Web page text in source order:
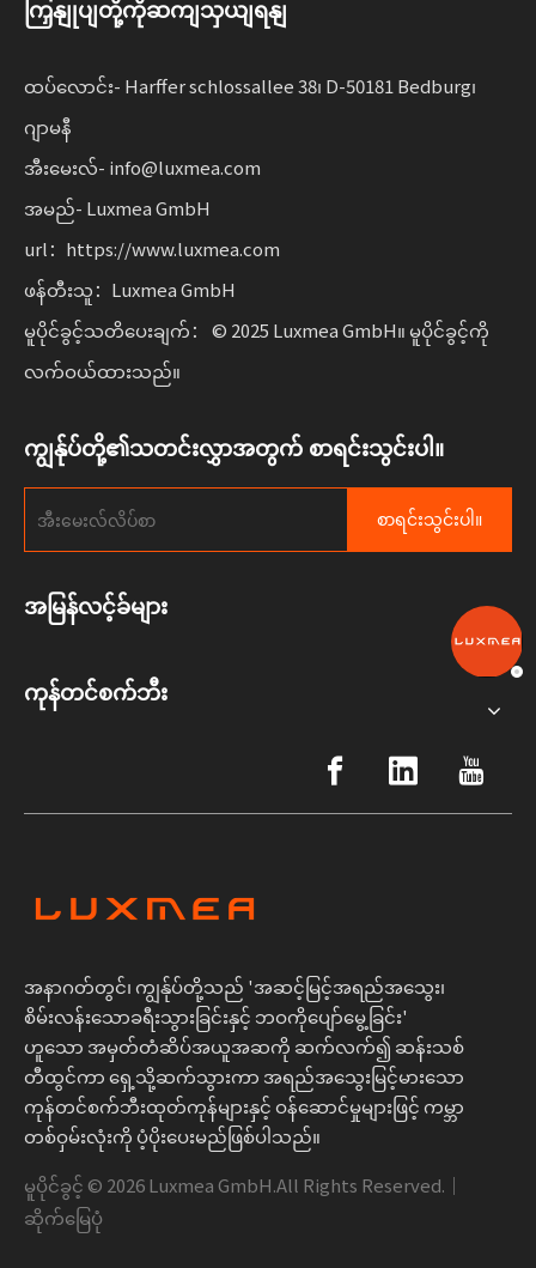
များအတွက် အံဝင်ခွင်ကျဖြစ်ပြီး၊
နည်းများသည် လုပ်ဆောင်နိုင်စွမ်းကို ပေါင်းစပ်ထားသည်။
စီးပွားရေးလုပ်ငန်းများအတွက် လိုက်လျောညီထွေရှိမှုနှင့်အတူ
စဉ်ဆက်မပြတ်ရွေ့လျားနိုင်မှုကို ချဲ့ထွင်ပါ။
ကြှနျုပျတို့ကိုဆကျသှယျရနျ
ထပ်လောင်း- Harffer schlossallee 38၊ D-50181 Bedburg၊
ဂျာမနီ
အီးမေးလ်- info@luxmea.com
အမည်- Luxmea GmbH
url：https://www.luxmea.com
ဖန်တီးသူ：Luxmea GmbH
မူပိုင်ခွင့်သတိပေးချက်： © 2025 Luxmea GmbH။ မူပိုင်ခွင့်ကို
လက်ဝယ်ထားသည်။
ကျွန်ုပ်တို့၏သတင်းလွှာအတွက် စာရင်းသွင်းပါ။
စာရင်းသွင်းပါ။
အမြန်လင့်ခ်များ
ကုန်တင်စက်ဘီး
အနာဂတ်တွင်၊ ကျွန်ုပ်တို့သည် 'အဆင့်မြင့်အရည်အသွေး၊
စိမ်းလန်းသောခရီးသွားခြင်းနှင့် ဘဝကိုပျော်မွေ့ခြင်း'
ဟူသော အမှတ်တံဆိပ်အယူအဆကို ဆက်လက်၍ ဆန်းသစ်
တီထွင်ကာ ရှေ့သို့ဆက်သွားကာ အရည်အသွေးမြင့်မားသော
ကုန်တင်စက်ဘီးထုတ်ကုန်များနှင့် ဝန်ဆောင်မှုများဖြင့် ကမ္ဘာ
တစ်ဝှမ်းလုံးကို ပံ့ပိုးပေးမည်ဖြစ်ပါသည်။
မူပိုင်ခွင့် © 2026Luxmea GmbH.All Rights Reserved.｜
ဆိုက်မြေပုံ